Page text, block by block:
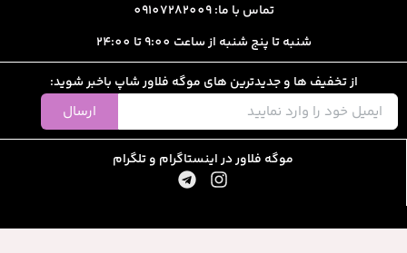
تماس با ما: 09107282009
شنبه تا پنج شنبه از ساعت 9:00 تا 24:00
از تخفیف ها و جدیدترین های موگه فلاور شاپ باخبر شوید:
ارسال
موگه فلاور در اینستاگرام و تلگرام